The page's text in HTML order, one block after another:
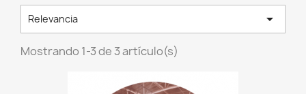
Relevancia 
Mostrando 1-3 de 3 artículo(s)